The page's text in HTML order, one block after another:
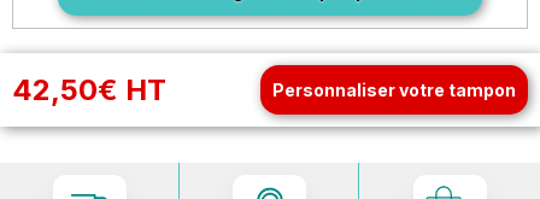
42,50€ HT Personnaliser votre tampon